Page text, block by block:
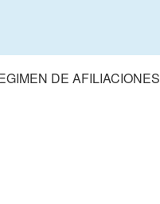
DE AFILIACIONES